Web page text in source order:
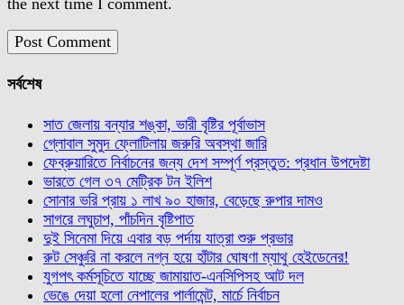
the next time I comment.
সর্বশেষ
সাত জেলায় বন্যার শঙ্কা, ভারী বৃষ্টির পূর্বাভাস
গ্লোবাল সুমুদ ফ্লোটিলায় জরুরি অবস্থা জারি
ফেব্রুয়ারিতে নির্বাচনের জন্য দেশ সম্পূর্ণ প্রস্তুত: প্রধান উপদেষ্টা
ভারতে গেল ৩৭ মেট্রিক টন ইলিশ
সোনার ভরি প্রায় ১ লাখ ৯০ হাজার, বেড়েছে রুপার দামও
সাগরে লঘুচাপ, পাঁচদিন বৃষ্টিপাত
দুই সিনেমা দিয়ে এবার বড় পর্দায় যাত্রা শুরু প্রভার
রুট সেঞ্চুরি না করলে নগ্ন হয়ে হাঁটার ঘোষণা ম্যাথু হেইডেনের!
যুগপৎ কর্মসূচিতে যাচ্ছে জামায়াত-এনসিপিসহ আট দল
ভেঙে দেয়া হলো নেপালের পার্লামেন্ট, মার্চে নির্বাচন